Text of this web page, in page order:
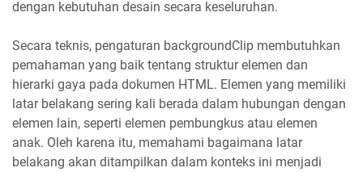
dengan kebutuhan desain secara keseluruhan.
Secara teknis, pengaturan backgroundClip membutuhkan
pemahaman yang baik tentang struktur elemen dan
hierarki gaya pada dokumen HTML. Elemen yang memiliki
latar belakang sering kali berada dalam hubungan dengan
elemen lain, seperti elemen pembungkus atau elemen
anak. Oleh karena itu, memahami bagaimana latar
belakang akan ditampilkan dalam konteks ini menjadi